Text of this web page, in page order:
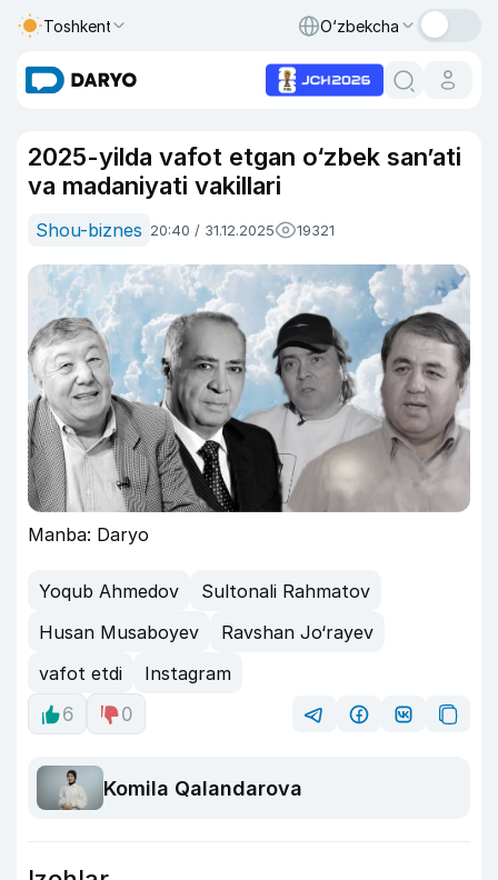
Toshkent O‘zbekcha
2025-yilda vafot etgan o‘zbek san’ati
va madaniyati vakillari
Shou-biznes 20:40 / 31.12.2025 19321
Manba: Daryo
Yoqub Ahmedov
Sultonali Rahmatov
Husan Musaboyev
Ravshan Jo‘rayev
vafot etdi
Instagram
6
0
Komila Qalandarova